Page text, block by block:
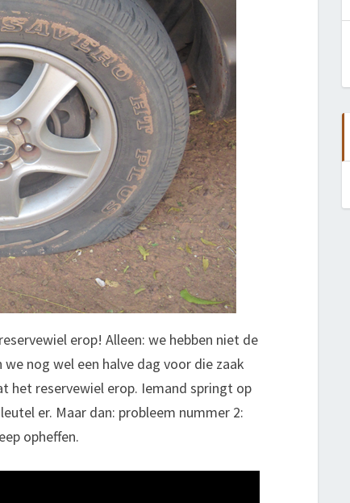
erop! Alleen: we hebben niet de
nog wel een halve dag voor die zaak
het reservewiel erop. Iemand springt op
er. Maar dan: probleem nummer 2:
opheffen.